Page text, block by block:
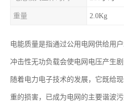
重量 2.0Kg
电能质量是指通过公用电网供给用
冲击性无功负载会使电网电压产生
随着电力电子技术的发展，它既给
重的损害，已成为电网的主要谐波污